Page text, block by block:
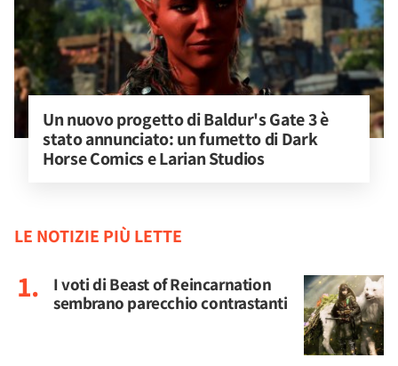
Un nuovo progetto di Baldur's Gate 3 è
stato annunciato: un fumetto di Dark
Horse Comics e Larian Studios
LE NOTIZIE PIÙ LETTE
I voti di Beast of Reincarnation
sembrano parecchio contrastanti